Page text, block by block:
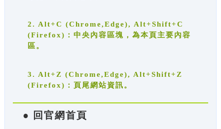
2. Alt+C (Chrome,Edge), Alt+Shift+C
(Firefox)：中央內容區塊，為本頁主要內容
區。
3. Alt+Z (Chrome,Edge), Alt+Shift+Z
(Firefox)：頁尾網站資訊。
● 回官網首頁